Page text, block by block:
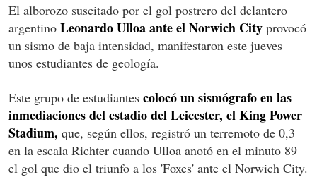
El alborozo suscitado por el gol postrero del delantero
argentino Leonardo Ulloa ante el Norwich City provocó
un sismo de baja intensidad, manifestaron este jueves
unos estudiantes de geología.
Este grupo de estudiantes colocó un sismógrafo en las
inmediaciones del estadio del Leicester, el King Power
Stadium, que, según ellos, registró un terremoto de 0,3
en la escala Richter cuando Ulloa anotó en el minuto 89
el gol que dio el triunfo a los 'Foxes' ante el Norwich City.